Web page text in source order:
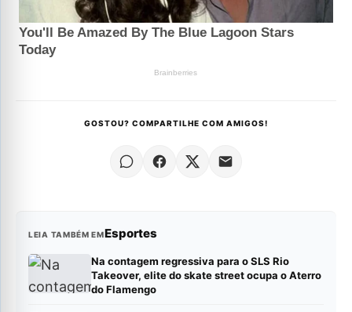
GOSTOU? COMPARTILHE COM AMIGOS!
LEIA TAMBÉM EMEsportes
Na contagem regressiva para o SLS Rio
Takeover, elite do skate street ocupa o Aterro
do Flamengo